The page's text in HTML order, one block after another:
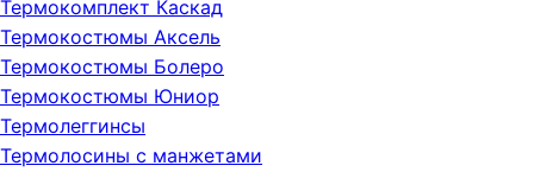
Термокомплект Каскад
Термокостюмы Аксель
Термокостюмы Болеро
Термокостюмы Юниор
Термолеггинсы
Термолосины с манжетами